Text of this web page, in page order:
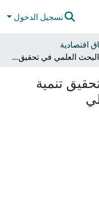
تسجيل الدخول
اقتصادية
دور البحث العلمي في تحقيق تنمية اقتصادية للمجتمع المحلي
تنمية